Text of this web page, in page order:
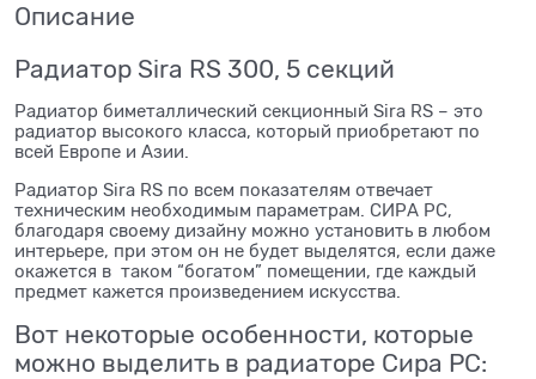
Описание
Радиатор Sira RS 300, 5 секций
Радиатор биметаллический секционный Sira RS – это
радиатор высокого класса, который приобретают по
всей Европе и Азии.
Радиатор Sira RS по всем показателям отвечает
техническим необходимым параметрам. СИРА РС,
благодаря своему дизайну можно установить в любом
интерьере, при этом он не будет выделятся, если даже
окажется в таком “богатом” помещении, где каждый
предмет кажется произведением искусства.
Вот некоторые особенности, которые
можно выделить в радиаторе Сира РС: